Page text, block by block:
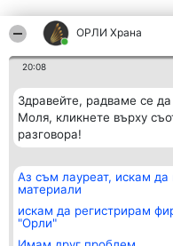
ОРЛИ Храна
20:08
Здравейте, радваме се
Моля, кликнете върху
разговора!
Аз съм лауреат, искам да
материали
искам да регистрирам
"Орли"
Организатор на
класиране
BulevardulAleea Timișul De
Sus Nr. 2, Bl. A30, Sc. A, Et.
4, Ap. 13